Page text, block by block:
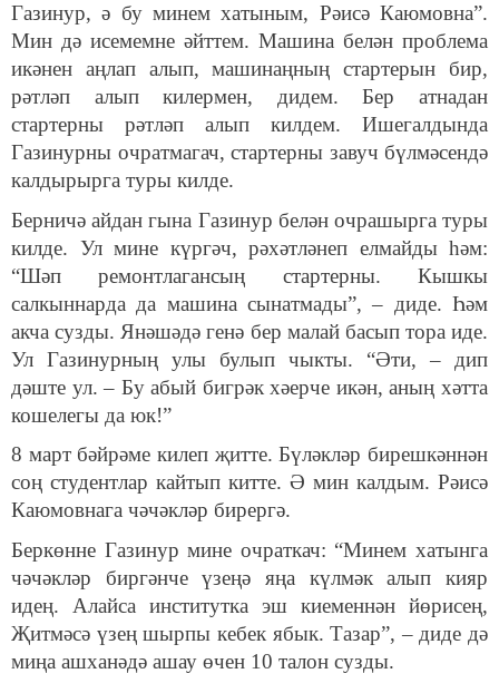
Газинур, ә бу минем хатыным, Рәисә Каюмовна”.
Мин дә исемемне әйттем. Машина белән проблема
икәнен аңлап алып, машинаңның стартерын бир,
рәтләп алып килермен, дидем. Бер атнадан
стартерны рәтләп алып килдем. Ишегалдында
Газинурны очратмагач, стартерны завуч бүлмәсендә
калдырырга туры килде.
Берничә айдан гына Газинур белән очрашырга туры
килде. Ул мине күргәч, рәхәтләнеп елмайды һәм:
“Шәп ремонтлагансың стартерны. Кышкы
салкыннарда да машина сынатмады”, – диде. Һәм
акча сузды. Янәшәдә генә бер малай басып тора иде.
Ул Газинурның улы булып чыкты. “Әти, – дип
дәште ул. – Бу абый бигрәк хәерче икән, аның хәтта
кошелегы да юк!”
8 март бәйрәме килеп җитте. Бүләкләр бирешкәннән
соң студентлар кайтып китте. Ә мин калдым. Рәисә
Каюмовнага чәчәкләр бирергә.
Беркөнне Газинур мине очраткач: “Минем хатынга
чәчәкләр биргәнче үзеңә яңа күлмәк алып кияр
идең. Алайса институтка эш киеменнән йөрисең,
Җитмәсә үзең шырпы кебек ябык. Тазар”, – диде дә
миңа ашханәдә ашау өчен 10 талон сузды.